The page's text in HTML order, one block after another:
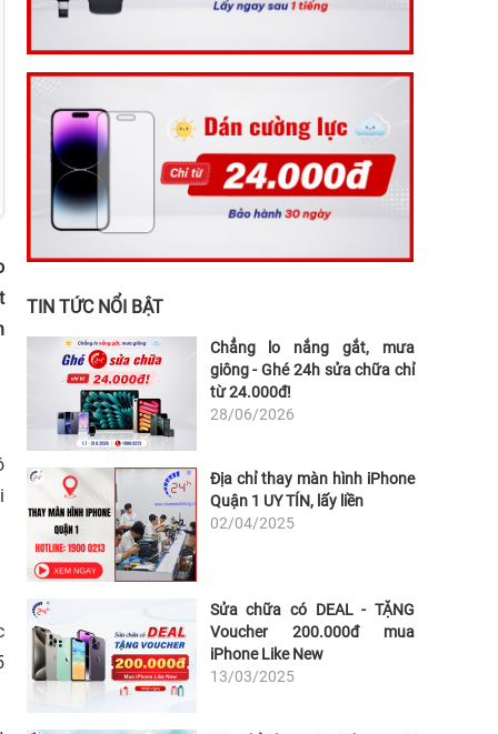
TIN TỨC NỔI BẬT
Chẳng lo nắng gắt, mưa
giông - Ghé 24h sửa chữa chỉ
từ 24.000đ!
28/06/2026
Địa chỉ thay màn hình iPhone
Quận 1 UY TÍN, lấy liền
02/04/2025
Sửa chữa có DEAL - TẶNG
Voucher 200.000đ mua
iPhone Like New
13/03/2025